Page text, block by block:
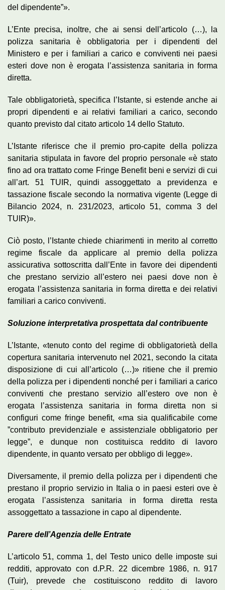
del dipendente”».
L’Ente precisa, inoltre, che ai sensi dell’articolo (…), la
polizza sanitaria è obbligatoria per i dipendenti del
Ministero e per i familiari a carico e conviventi nei paesi
esteri dove non è erogata l’assistenza sanitaria in forma
diretta.
Tale obbligatorietà, specifica l’Istante, si estende anche ai
propri dipendenti e ai relativi familiari a carico, secondo
quanto previsto dal citato articolo 14 dello Statuto.
L’Istante riferisce che il premio pro-capite della polizza
sanitaria stipulata in favore del proprio personale «è stato
fino ad ora trattato come Fringe Benefit beni e servizi di cui
all’art. 51 TUIR, quindi assoggettato a previdenza e
tassazione fiscale secondo la normativa vigente (Legge di
Bilancio 2024, n. 231/2023, articolo 51, comma 3 del
TUIR)».
Ciò posto, l’Istante chiede chiarimenti in merito al corretto
regime fiscale da applicare al premio della polizza
assicurativa sottoscritta dall’Ente in favore dei dipendenti
che prestano servizio all’estero nei paesi dove non è
erogata l’assistenza sanitaria in forma diretta e dei relativi
familiari a carico conviventi.
Soluzione interpretativa prospettata dal contribuente
L’Istante, «tenuto conto del regime di obbligatorietà della
copertura sanitaria intervenuto nel 2021, secondo la citata
disposizione di cui all’articolo (…)» ritiene che il premio
della polizza per i dipendenti nonché per i familiari a carico
conviventi che prestano servizio all’estero ove non è
erogata l’assistenza sanitaria in forma diretta non si
configuri come fringe benefit, «ma sia qualificabile come
”contributo previdenziale e assistenziale obbligatorio per
legge”, e dunque non costituisca reddito di lavoro
dipendente, in quanto versato per obbligo di legge».
Diversamente, il premio della polizza per i dipendenti che
prestano il proprio servizio in Italia o in paesi esteri ove è
erogata l’assistenza sanitaria in forma diretta resta
assoggettato a tassazione in capo al dipendente.
Parere dell’Agenzia delle Entrate
L’articolo 51, comma 1, del Testo unico delle imposte sui
redditi, approvato con d.P.R. 22 dicembre 1986, n. 917
(Tuir), prevede che costituiscono reddito di lavoro